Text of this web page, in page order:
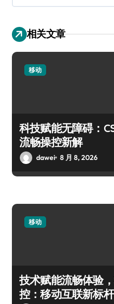
相关文章
移动
科技赋能无障碍：
流畅操控新解
dawei 8 月 8, 2026
移动
技术赋能流畅体验
控：移动互联新标杆